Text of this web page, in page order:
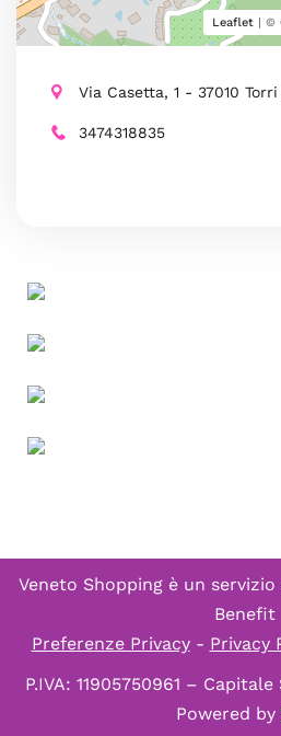
Leaflet | ©
Via Casetta, 1 - 37010
3474318835
Veneto Shopping è un servizio
Benefit
Preferenze Privacy- Privacy
P.IVA: 11905750961 –
Powered by